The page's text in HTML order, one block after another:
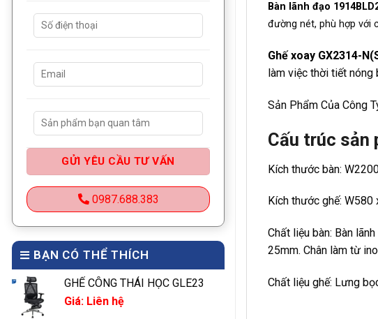
0987.688.383
BẠN CÓ THỂ THÍCH
GHẾ CÔNG THÁI HỌC GLE23
Giá: Liên hệ
Bàn lãnh đạo
đường nét, phù hợp với
Ghế xoay GX2314-
làm việc thời tiết nóng
Sản Phẩm Của Công
Cấu trúc sản
Kích thước bàn:
Kích thước ghế:
Chất liệu bàn: Bàn
25mm. Chân làm từ
Chất liệu ghế: Lưng